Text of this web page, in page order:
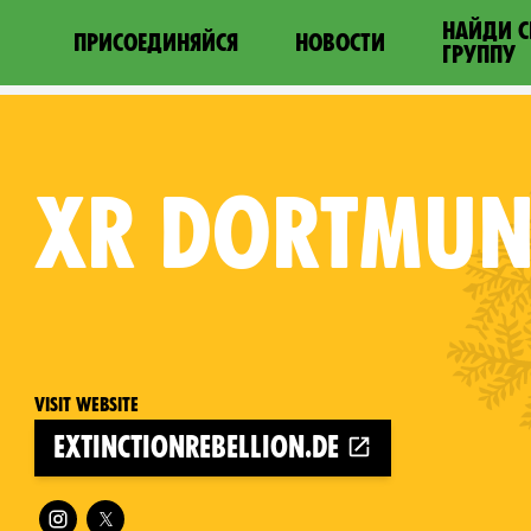
ПРИСОЕДИНЯЙСЯ НОВОСТИ
НАЙДИ
ГРУППУ
XR
Visit website
extinctionrebellion.de
Follow XR Dortmund on